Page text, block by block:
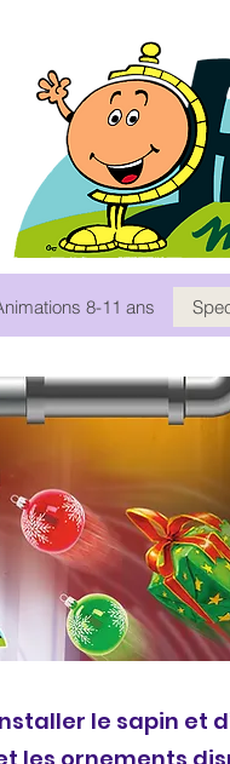
8-11 ans
le sapin et